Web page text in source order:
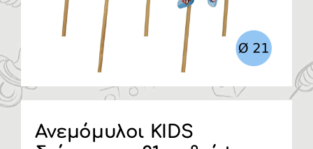
ΝΕΑ
ΕΠΙΚΟΙΝΩΝΙΑ
Υπηρεσία Β2Β
Ανεμόμυλοι KIDS